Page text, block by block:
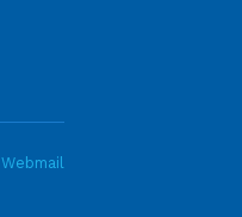
Webmail